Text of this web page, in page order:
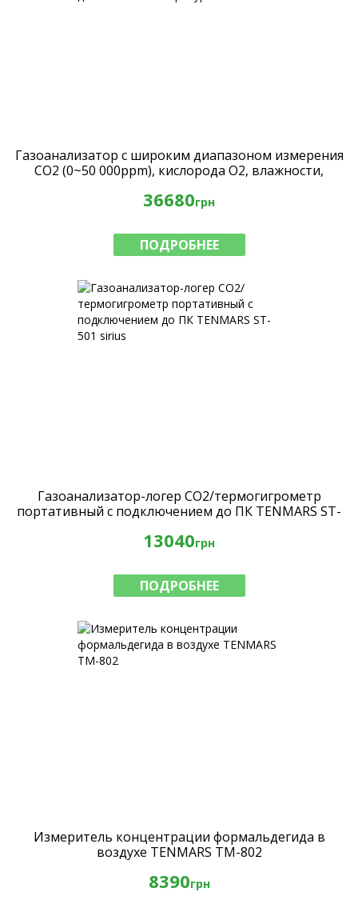
Газоанализатор с широким диапазоном измерения
CO2 (0~50 000ppm), кислорода O2, влажности,
36680грн
ПОДРОБНЕЕ
Газоанализатор-логер CO2/термогигрометр
портативный с подключением до ПК TENMARS ST-
13040грн
ПОДРОБНЕЕ
Измеритель концентрации формальдегида в
воздухе TENMARS TM-802
8390грн